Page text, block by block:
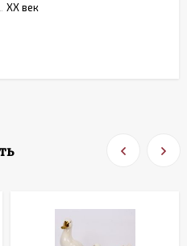
XX век